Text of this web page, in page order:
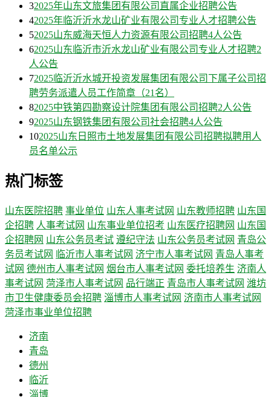
32025年山东文旅集团有限公司直属企业招聘公告
42025年临沂沂水龙山矿业有限公司专业人才招聘公告
52025山东威海天恒人力资源有限公司招聘4人公告
62025山东临沂市沂水龙山矿业有限公司专业人才招聘2
人公告
72025临沂沂水城开投资发展集团有限公司下属子公司招
聘劳务派遣人员工作简章（21名）
82025中铁第四勘察设计院集团有限公司招聘2人公告
92025山东钢铁集团有限公司社会招聘4人公告
102025山东日照市土地发展集团有限公司招聘拟聘用人
员名单公示
热门标签
山东医院招聘 事业单位 山东人事考试网 山东教师招聘 山东国
企招聘 人事考试网 山东事业单位招考 山东医疗招聘网 山东国
企招聘网 山东公务员考试 遵纪守法 山东公务员考试网 青岛公
务员考试网
临沂市人事考试网 济宁市人事考试网 青岛人事考
试网 德州市人事考试网 烟台市人事考试网 委托培养生 济南人
事考试网 菏泽市人事考试网 品行端正 青岛市人事考试网 潍坊
市卫生健康委员会招聘 淄博市人事考试网 济南市人事考试网
菏泽市事业单位招聘
济南
青岛
德州
临沂
淄博